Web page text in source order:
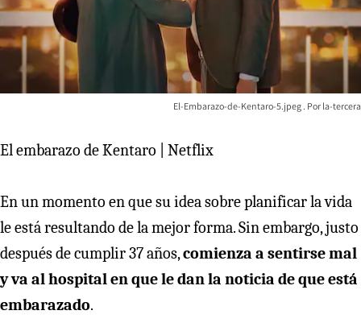
El-Embarazo-de-Kentaro-5.jpeg la-tercera
El embarazo de Kentaro | Netflix
En un momento en que su idea sobre planificar la vida
le está resultando de la mejor forma. Sin embargo, justo
después de cumplir 37 años,comienza a sentirse mal
y va al hospital en que le dan la noticia de que está
embarazado.